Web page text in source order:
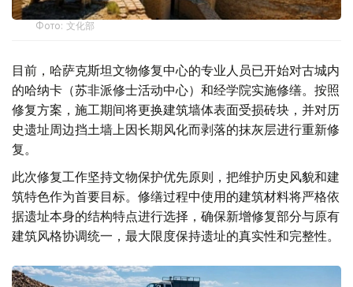
Фото: 文化部
目前，哈萨克斯坦文物修复中心的专业人员已开始对古城内
的哈纳卡（苏非派修士活动中心）和经学院实施修缮。按照
修复方案，施工期间将更换建筑墙体表面受损砖块，并对历
史遗址周边挡土墙上因长期风化而剥落的抹灰层进行重新修
复。
此次修复工作坚持文物保护优先原则，把维护历史风貌和建
筑特色作为首要目标。修缮过程中使用的建筑材料将严格依
据遗址本身的结构特点进行选择，确保新增修复部分与原有
建筑风格协调统一，最大限度保持遗址的真实性和完整性。